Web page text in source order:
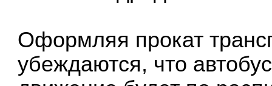
Оформляя прокат
убеждаются, что